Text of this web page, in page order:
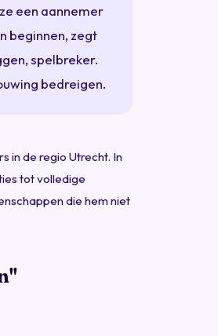
een aannemer
beginnen, zegt
spelbreker.
bedreigen.
in de regio Utrecht. In
tot volledige
die hem niet